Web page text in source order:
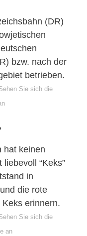
(DR)
bzw. nach der
betrieben.
Sie sich die
hat keinen
“Keks”
in
die rote
erinnern.
Sie sich die
an